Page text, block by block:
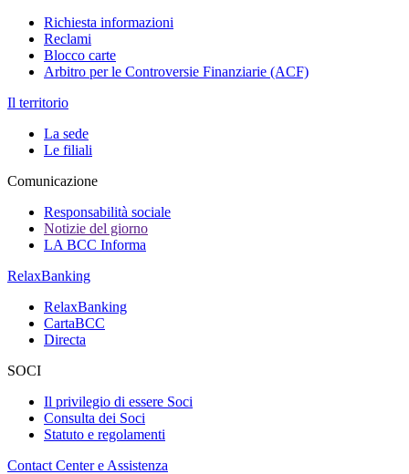
Richiesta informazioni
Reclami
Blocco carte
Arbitro per le Controversie Finanziarie (ACF)
Il territorio
La sede
Le filiali
Comunicazione
Responsabilità sociale
Notizie del giorno
LA BCC Informa
RelaxBanking
RelaxBanking
CartaBCC
Directa
SOCI
Il privilegio di essere Soci
Consulta dei Soci
Statuto e regolamenti
Contact Center e Assistenza